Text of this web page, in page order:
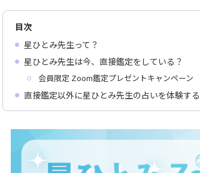
目次
星ひとみ先生って？
星ひとみ先生は今、直接鑑定をしている？
会員限定 Zoom鑑定プレゼントキャンペーン
直接鑑定以外に星ひとみ先生の占いを体験す